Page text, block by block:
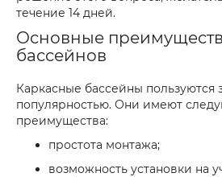
течение 14 дней.
Основные
бассейнов
Каркасные бассейны пользуются
популярностью. Они имеют
преимущества:
простота монтажа;
возможность установки на